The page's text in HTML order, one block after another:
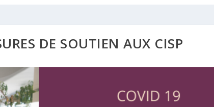
DE SOUTIEN AUX CISP